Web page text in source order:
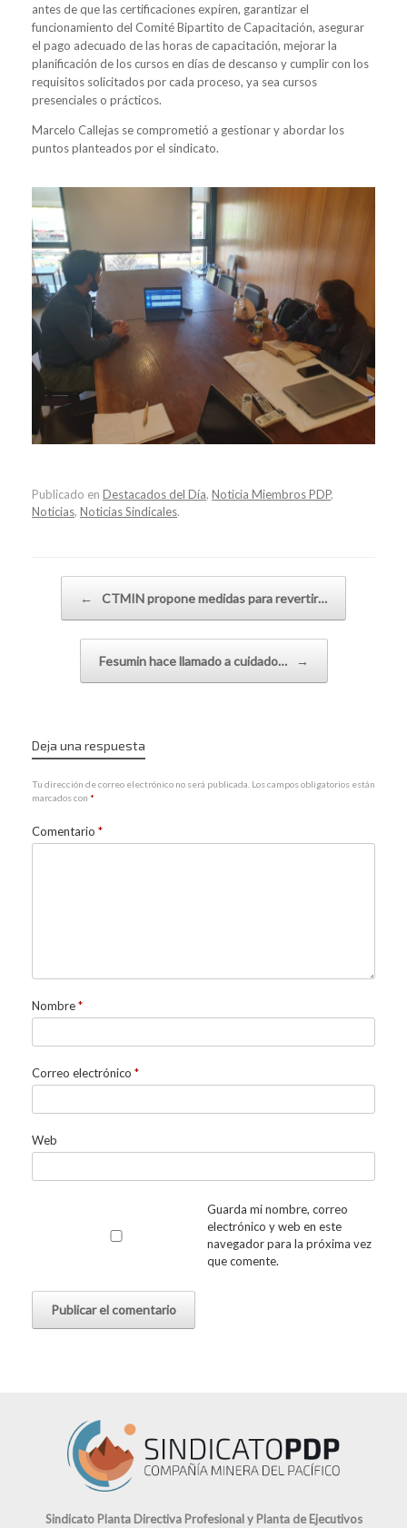
antes de que las certificaciones expiren, garantizar el
funcionamiento del Comité Bipartito de Capacitación, asegurar
el pago adecuado de las horas de capacitación, mejorar la
planificación de los cursos en días de descanso y cumplir con los
requisitos solicitados por cada proceso, ya sea cursos
presenciales o prácticos.
Marcelo Callejas se comprometió a gestionar y abordar los
puntos planteados por el sindicato.
Publicado en Destacados del Día, Noticia Miembros PDP,
Noticias, Noticias Sindicales.
← CTMIN propone medidas para revertir…
Fesumin hace llamado a cuidado… →
Deja una respuesta
Tu dirección de correo electrónico no será publicada. Los campos obligatorios están
marcados con *
Comentario *
Nombre*
Correo electrónico *
Web
Guarda mi nombre, correo
electrónico y web en este
navegador para la próxima vez
que comente.
Sindicato Planta Directiva Profesional y Planta de Ejecutivos